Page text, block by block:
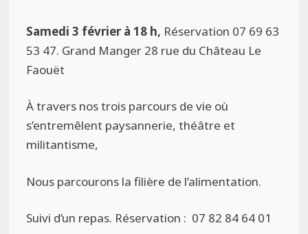
Samedi 3 février à 18 h, Réservation 07 69 63
53 47. Grand Manger 28 rue du Château Le
Faouët
À travers nos trois parcours de vie où
s’entremêlent paysannerie, théâtre et
militantisme,
Nous parcourons la filière de l’alimentation.
Suivi d’un repas. Réservation : 07 82 84 64 01